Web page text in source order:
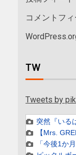
コメントフィ
TW
Tweets by